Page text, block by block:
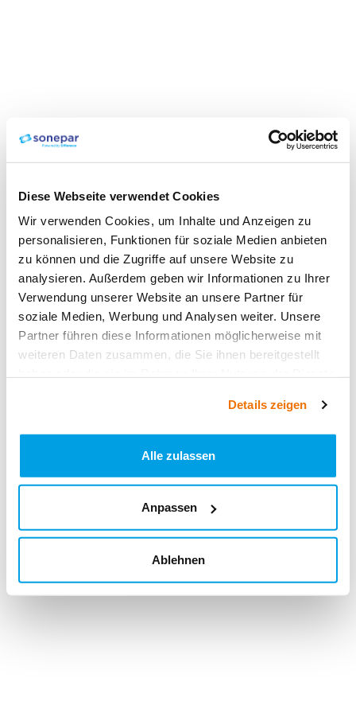
Diese Webseite verwendet Cookies
Wir verwenden Cookies, um Inhalte und Anzeigen zu
personalisieren, Funktionen für soziale Medien anbieten
zu können und die Zugriffe auf unsere Website zu
analysieren. Außerdem geben wir Informationen zu Ihrer
Verwendung unserer Website an unsere Partner für
soziale Medien, Werbung und Analysen weiter. Unsere
Partner führen diese Informationen möglicherweise mit
weiteren Daten zusammen, die Sie ihnen bereitgestellt
Details zeigen
Alle zulassen
Anpassen
Ablehnen